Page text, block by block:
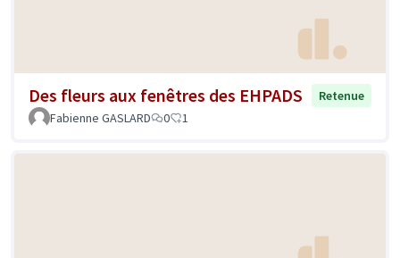
Des fleurs aux fenêtres des EHPADS
Retenue
Fabienne GASLARD
0 1